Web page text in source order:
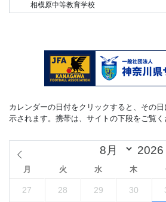
相模原中等教育学校
カレンダーの日付をクリックすると、その
示されます。携帯は、サイトの下段をご覧く
月 火 水 木
27 28 29 30